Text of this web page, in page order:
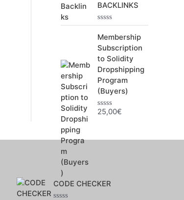
e
0
r
5
BACKLINKS
N
o
t
e
0
u
r
5
Membership
Subscription
to Solidity
Dropshipping
Program
(Buyers)
N
25,00€
CODE CHECKER